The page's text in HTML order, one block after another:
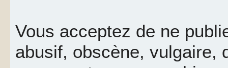
Vous acceptez de ne
abusif, obscène, vulgaire,